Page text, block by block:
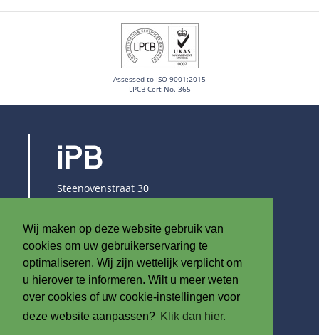
Wij maken op deze website gebruik van
cookies om uw gebruikerservaring te
optimaliseren. Wij zijn wettelijk verplicht om
u hierover te informeren. Wilt u meer weten
over cookies of uw cookie-instellingen voor
deze website aanpassen? Klik dan hier.
Assessed to ISO 9001:2015
LPCB Cert No. 365
Steenovenstraat 30
T+32 (0)56 60 79 19
F +32 (0)56 61 08 85
info@iplast.be